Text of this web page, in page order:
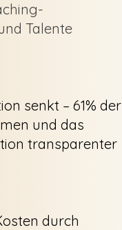
Talente
senkt – 61% der
und das
transparenter
durch